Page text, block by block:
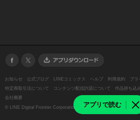
アプリで読む
お知らせ 公式ブログ LINEコミックス ヘルプ 利用規約
プラ
特定商取引法について
コンテンツ配信許諾について 作品持ち込
会社概要
© LINE Digital Frontier Corporation